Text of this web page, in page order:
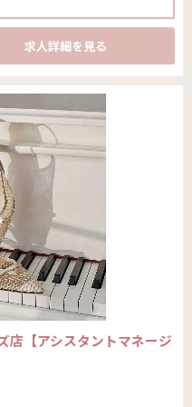
求人詳細を見る
店【アシスタントマネージ